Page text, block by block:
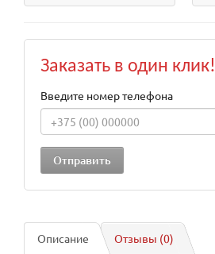
Заказать в один клик!
Введите номер телефона
Описание Отзывы (0)